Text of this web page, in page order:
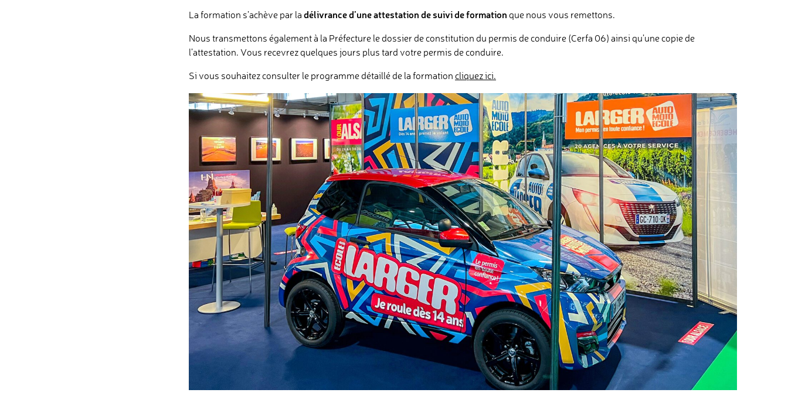
La formation s’achève par la délivrance d’une attestation de suivi de formation que nous vous remettons.
Nous transmettons également à la Préfecture le dossier de constitution du permis de conduire (Cerfa 06) ainsi qu’une copie de
l’attestation. Vous recevrez quelques jours plus tard votre permis de conduire.
Si vous souhaitez consulter le programme détaillé de la formation cliquez ici.